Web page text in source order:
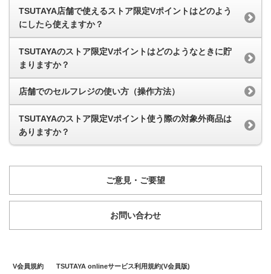
TSUTAYA店舗で使えるストア限定Vポイントはどのよう
にしたら使えますか？
TSUTAYAのストア限定Vポイントはどのようなときに貯
まりますか？
店舗でのセルフレジの使い方（操作方法）
TSUTAYAのストア限定Vポイント使う際の対象外商品は
ありますか？
ご意見・ご要望
お問い合わせ
V会員規約 TSUTAYA onlineサービス利用規約(V会員版)